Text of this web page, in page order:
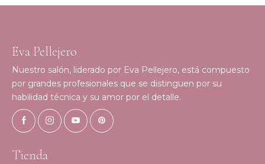
Eva Pellejero
Nuestro salón, liderado por Eva Pellejero, está compuesto
por grandes profesionales que se distinguen por su
habilidad técnica y su amor por el detalle.
Tienda